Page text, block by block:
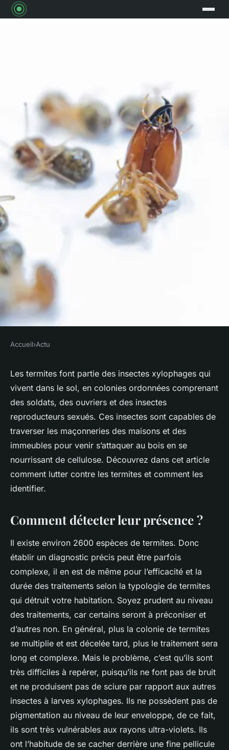
Termites : diagnostic et
traitement efficaces
claudine•21 novembre 2023•3 min de lecture
Accueil›Actu
Les termites font partie des insectes xylophages qui
vivent dans le sol, en colonies ordonnées comprenant
des soldats, des ouvriers et des insectes
reproducteurs sexués. Ces insectes sont capables de
traverser les maçonneries des maisons et des
immeubles pour venir s’attaquer au bois en se
nourrissant de cellulose. Découvrez dans cet article
comment lutter contre les termites et comment les
identifier.
Comment détecter leur présence ?
Il existe environ 2600 espèces de termites. Donc
établir un diagnostic précis peut être parfois
complexe, il en est de même pour l’efficacité et la
durée des traitements selon la typologie de termites
qui détruit votre habitation. Soyez prudent au niveau
des traitements, car certains seront à préconiser et
d’autres non. En général, plus la colonie de termites
se multiplie et est décelée tard, plus le traitement sera
long et complexe. Mais le problème, c’est qu’ils sont
très difficiles à repérer, puisqu’ils ne font pas de bruit
et ne produisent pas de sciure par rapport aux autres
insectes à larves xylophages. Ils ne possèdent pas de
pigmentation au niveau de leur enveloppe, de ce fait,
ils sont très vulnérables aux rayons ultra-violets. Ils
ont l’habitude de se cacher derrière une fine pellicule